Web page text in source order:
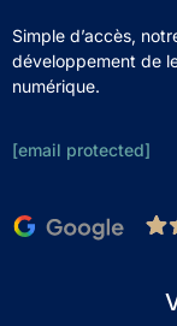
Simple d’accès,
développement de
numérique.
[email protected]